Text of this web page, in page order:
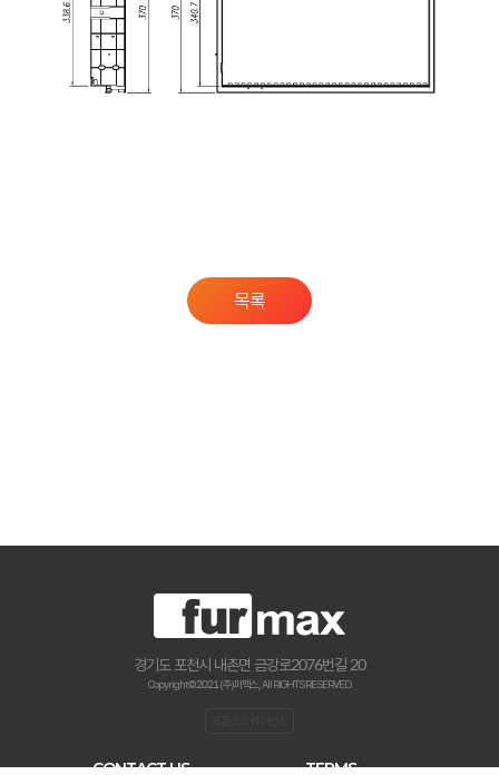
목록
경기도 포천시 내촌면 금강로2076번길 20
Copyright © 2021 (주)퍼맥스., All RIGHTS RESERVED.
CONTACT US TERMS